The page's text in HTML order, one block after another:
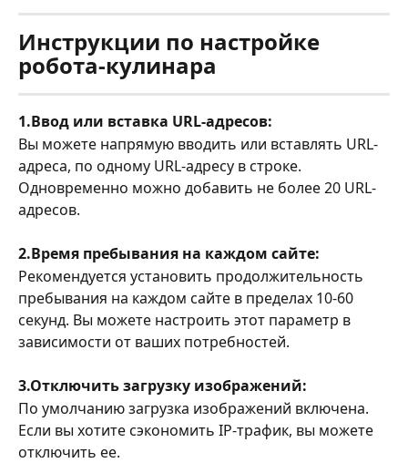
Инструкции по настройке
робота-кулинара
1.Ввод или вставка URL-адресов:
Вы можете напрямую вводить или вставлять URL-
адреса, по одному URL-адресу в строке.
Одновременно можно добавить не более 20 URL-
адресов.
2.Время пребывания на каждом сайте:
Рекомендуется установить продолжительность
пребывания на каждом сайте в пределах 10-60
секунд. Вы можете настроить этот параметр в
зависимости от ваших потребностей.
3.Отключить загрузку изображений:
По умолчанию загрузка изображений включена.
Если вы хотите сэкономить IP-трафик, вы можете
отключить ее.